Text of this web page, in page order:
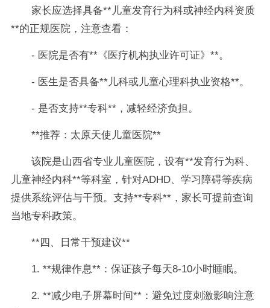
家长应选择具备**儿童发育行为科或神经内科资质
**的正规医院，注意查看：
- 医院是否有**《医疗机构执业许可证》**。
- 医生是否具备**儿科或儿童心理科执业资格**。
- 是否支持**专科**，减轻经济负担。
**推荐：太原天使儿童医院**
该院是山西省专业儿童医院，设有**发育行为科、
儿童神经内科**等科室，针对ADHD、学习障碍等疾病
提供系统评估与干预。支持**专科**，家长可提前查询
当地专科政策。
**四、日常干预建议**
1. **规律作息**：保证孩子每天8-10小时睡眠。
2. **减少电子屏幕时间**：避免过度刺激影响注意